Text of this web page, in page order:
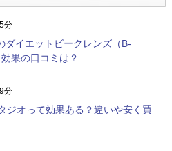
分
ダイエットビークレンズ（B-
果の口コミは？
分
ジオって効果ある？違いや安く買